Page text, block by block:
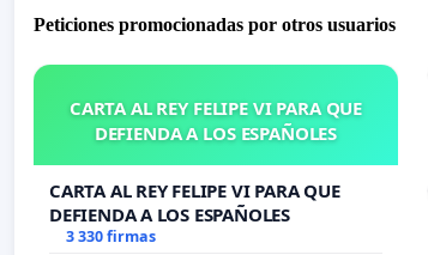
Peticiones promocionadas por otros usuarios
CARTA AL REY FELIPE VI PARA QUE
DEFIENDA A LOS ESPAÑOLES
CARTA AL REY FELIPE VI PARA QUE
DEFIENDA A LOS ESPAÑOLES
3 330 firmas